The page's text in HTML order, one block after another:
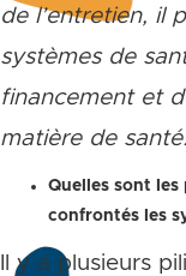
de l’entretien, il
systèmes de
financement et
matière de santé.
Quelles sont
confrontés les
Il y a plusieurs